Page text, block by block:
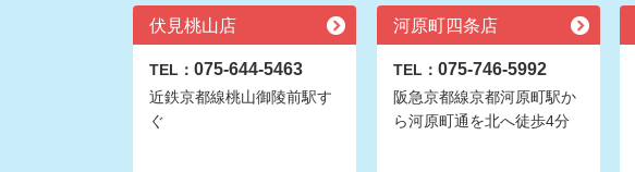
伏見桃山店
TEL： 075-644-5463
近鉄京都線桃山御陵前駅す
ぐ
河原町四条店
TEL： 075-746-5992
阪急京都線京都河原町駅か
ら河原町通を北へ徒歩4分